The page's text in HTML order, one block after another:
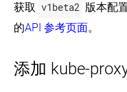
获取 v1beta2 版本配
的API 参考页面。
添加 kube-